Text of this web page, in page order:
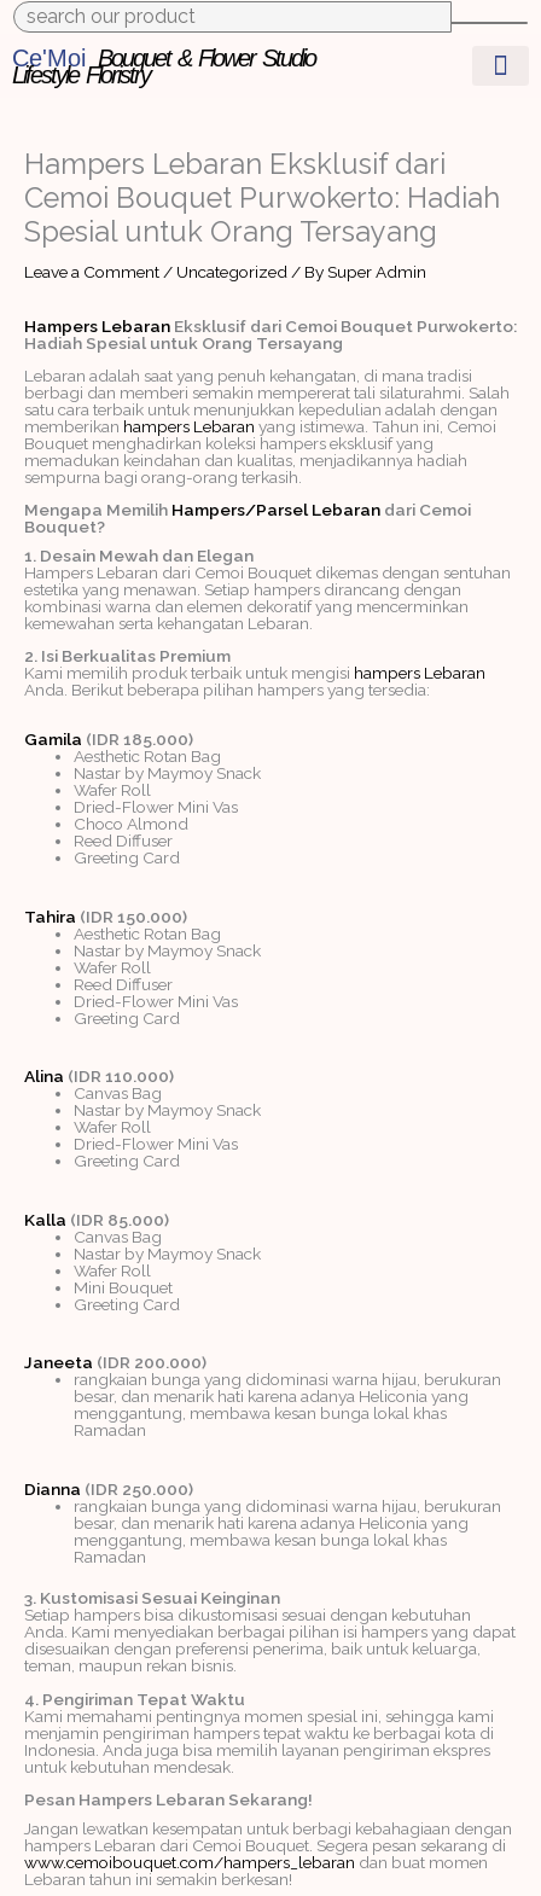
content
Ce'Moi Bouquet & Flower Studio
Lifestyle Floristry
Hampers Lebaran Eksklusif dari
Cemoi Bouquet Purwokerto: Hadiah
Spesial untuk Orang Tersayang
Leave a Comment/ Uncategorized/ BySuper Admin
Hampers Lebaran Eksklusif dari Cemoi Bouquet Purwokerto:
Hadiah Spesial untuk Orang Tersayang
Lebaran adalah saat yang penuh kehangatan, di mana tradisi
berbagi dan memberi semakin mempererat tali silaturahmi. Salah
satu cara terbaik untuk menunjukkan kepedulian adalah dengan
memberikan hampers Lebaran yang istimewa. Tahun ini, Cemoi
Bouquet menghadirkan koleksi hampers eksklusif yang
memadukan keindahan dan kualitas, menjadikannya hadiah
sempurna bagi orang-orang terkasih.
Mengapa Memilih Hampers/Parsel Lebaran dari Cemoi
Bouquet?
1. Desain Mewah dan Elegan
Hampers Lebaran dari Cemoi Bouquet dikemas dengan sentuhan
estetika yang menawan. Setiap hampers dirancang dengan
kombinasi warna dan elemen dekoratif yang mencerminkan
kemewahan serta kehangatan Lebaran.
2. Isi Berkualitas Premium
Kami memilih produk terbaik untuk mengisi hampers Lebaran
Anda. Berikut beberapa pilihan hampers yang tersedia:
Gamila (IDR 185.000)
Aesthetic Rotan Bag
Nastar by Maymoy Snack
Wafer Roll
Dried-Flower Mini Vas
Choco Almond
Reed Diffuser
Greeting Card
Tahira (IDR 150.000)
Aesthetic Rotan Bag
Nastar by Maymoy Snack
Wafer Roll
Reed Diffuser
Dried-Flower Mini Vas
Greeting Card
Alina (IDR 110.000)
Canvas Bag
Nastar by Maymoy Snack
Wafer Roll
Dried-Flower Mini Vas
Greeting Card
Kalla (IDR 85.000)
Canvas Bag
Nastar by Maymoy Snack
Wafer Roll
Mini Bouquet
Greeting Card
Janeeta (IDR 200.000)
rangkaian bunga yang didominasi warna hijau, berukuran
besar, dan menarik hati karena adanya Heliconia yang
menggantung, membawa kesan bunga lokal khas
Ramadan
Dianna (IDR 250.000)
rangkaian bunga yang didominasi warna hijau, berukuran
besar, dan menarik hati karena adanya Heliconia yang
menggantung, membawa kesan bunga lokal khas
Ramadan
3. Kustomisasi Sesuai Keinginan
Setiap hampers bisa dikustomisasi sesuai dengan kebutuhan
Anda. Kami menyediakan berbagai pilihan isi hampers yang dapat
disesuaikan dengan preferensi penerima, baik untuk keluarga,
teman, maupun rekan bisnis.
4. Pengiriman Tepat Waktu
Kami memahami pentingnya momen spesial ini, sehingga kami
menjamin pengiriman hampers tepat waktu ke berbagai kota di
Indonesia. Anda juga bisa memilih layanan pengiriman ekspres
untuk kebutuhan mendesak.
Pesan Hampers Lebaran Sekarang!
Jangan lewatkan kesempatan untuk berbagi kebahagiaan dengan
hampers Lebaran dari Cemoi Bouquet. Segera pesan sekarang di
www.cemoibouquet.com/hampers_lebaran dan buat momen
Lebaran tahun ini semakin berkesan!